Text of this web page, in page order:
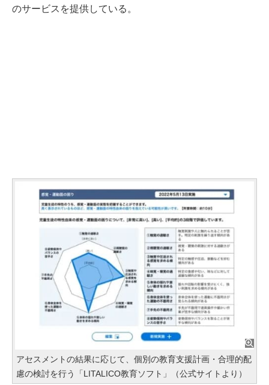
のサービスを提供している。
アセスメントの結果に応じて、個別の教育支援計画・合理的配
慮の検討を行う「LITALICO教育ソフト」（公式サイトより）